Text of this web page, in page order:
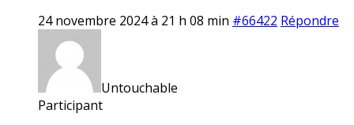
24 novembre 2024 à 21 h 08 min #66422 Répondre
Untouchable
Participant